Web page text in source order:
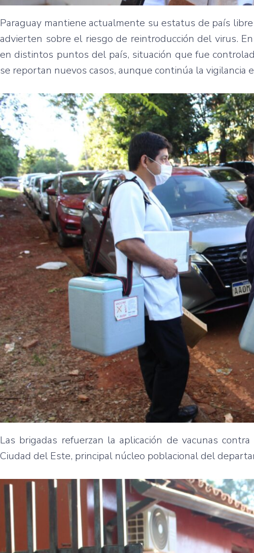
Paraguay mantiene actualmente su estatus de país
advierten sobre el riesgo de reintroducción del virus.
en distintos puntos del país, situación que fue
se reportan nuevos casos, aunque continúa la vigilancia
Las brigadas refuerzan la aplicación de vacunas
Ciudad del Este, principal núcleo poblacional del